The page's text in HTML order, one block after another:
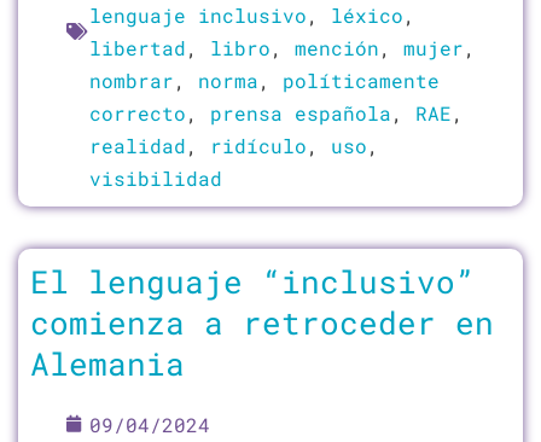
lenguaje inclusivo, léxico,
libertad, libro, mención, mujer,
nombrar, norma, políticamente
correcto, prensa española, RAE,
realidad, ridículo, uso,
visibilidad
El lenguaje “inclusivo”
comienza a retroceder en
Alemania
09/04/2024